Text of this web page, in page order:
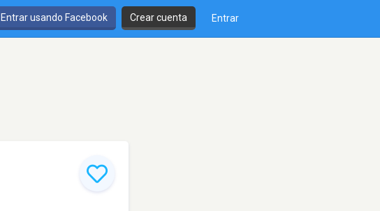
Entrar usando Facebook Crear cuenta Entrar